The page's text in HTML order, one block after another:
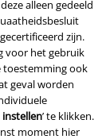
alleen gedeeld
zijn.
voor het gebruik
toestemming ook
geval worden
’ te klikken.
moment hier